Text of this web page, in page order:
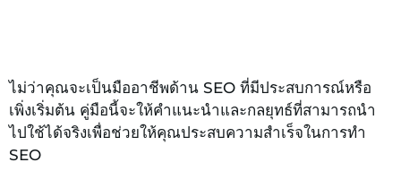
ไม่ว่าคุณจะเป็นมืออาชีพด้าน SEO ที่มีประสบการณ์หรือ
เพิ่งเริ่มต้น คู่มือนี้จะให้คำแนะนำและกลยุทธ์ที่สามารถนำ
ไปใช้ได้จริงเพื่อช่วยให้คุณประสบความสำเร็จในการทำ
SEO